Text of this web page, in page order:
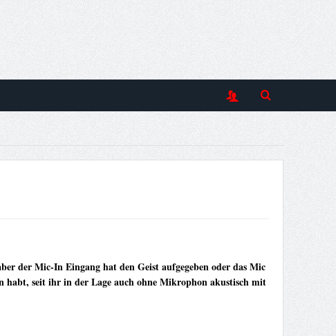
der Mic-In Eingang hat den Geist aufgegeben oder das Mic
habt, seit ihr in der Lage auch ohne Mikrophon akustisch mit